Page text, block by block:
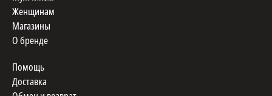
Женщинам
Магазины
О бренде
Помощь
Доставка